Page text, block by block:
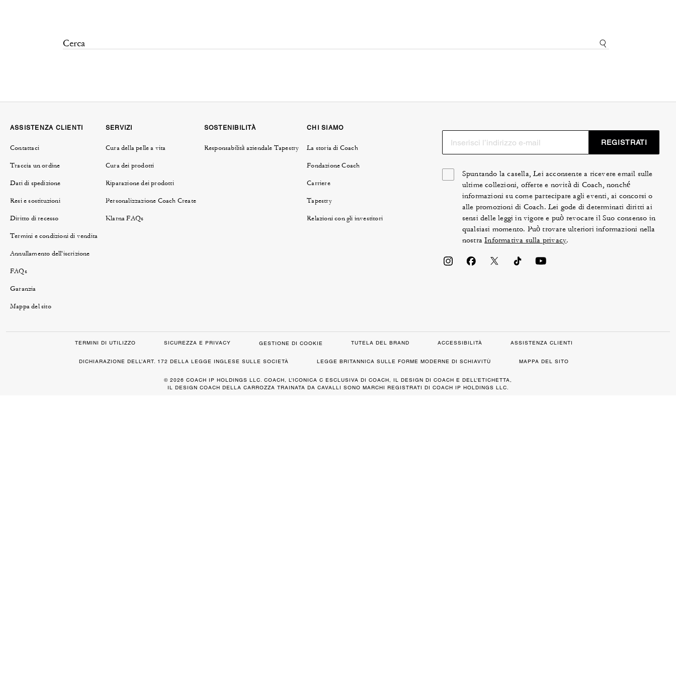
ASSISTENZA CLIENTI
Contattaci
Traccia un ordine
Dati di spedizione
Resi e sostituzioni
Diritto di recesso
Termini e condizioni di vendita
Annullamento dell'iscrizione
FAQs
Garanzia
Mappa del sito
SERVIZI
Cura della pelle a vita
Cura dei prodotti
Riparazione dei prodotti
Personalizzazione Coach Create
Klarna FAQs
SOSTENIBILITÀ
Responsabilità aziendale Tapestry
CHI SIAMO
La storia di Coach
Fondazione Coach
Carriere
Tapestry
Relazioni con gli investitori
REGISTRATI
Spuntando la casella, Lei acconsente a ricevere email sulle
ultime collezioni, offerte e novità di Coach, nonché
informazioni su come partecipare agli eventi, ai concorsi o
alle promozioni di Coach. Lei gode di determinati diritti ai
sensi delle leggi in vigore e può revocare il Suo consenso in
qualsiasi momento. Può trovare ulteriori informazioni nella
nostraInformativa sulla privacy.
TERMINI DI UTILIZZO SICUREZZA E PRIVACY GESTIONE DI COOKIE TUTELA DEL BRAND ACCESSIBILITÀ ASSISTENZA CLIENTI
DICHIARAZIONE DELL’ART. 172 DELLA LEGGE INGLESE SULLE SOCIETÀ LEGGE BRITANNICA SULLE FORME MODERNE DI SCHIAVITÙ MAPPA DEL SITO
© 2026 COACH IP HOLDINGS LLC. COACH, L’ICONICA C ESCLUSIVA DI COACH, IL DESIGN DI COACH E DELL’ETICHETTA,
IL DESIGN COACH DELLA CARROZZA TRAINATA DA CAVALLI SONO MARCHI REGISTRATI DI COACH IP HOLDINGS LLC.